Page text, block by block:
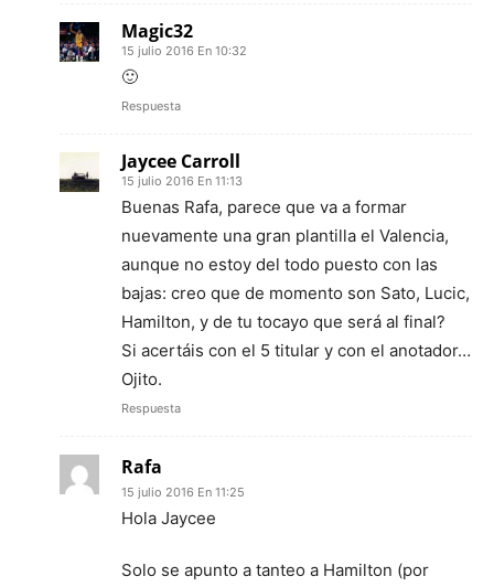
Magic32
15 julio 2016 En 10:32
🙂
Respuesta
Jaycee Carroll
15 julio 2016 En 11:13
Buenas Rafa, parece que va a formar
nuevamente una gran plantilla el Valencia,
aunque no estoy del todo puesto con las
bajas: creo que de momento son Sato, Lucic,
Hamilton, y de tu tocayo que será al final?
Si acertáis con el 5 titular y con el anotador…
Ojito.
Respuesta
Rafa
15 julio 2016 En 11:25
Hola Jaycee
Solo se apunto a tanteo a Hamilton (por